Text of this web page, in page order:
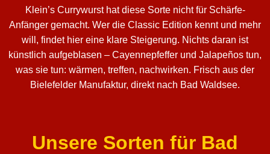
Klein’s Currywurst hat diese Sorte nicht für Schärfe-
Anfänger gemacht. Wer die Classic Edition kennt und mehr
will, findet hier eine klare Steigerung. Nichts daran ist
künstlich aufgeblasen – Cayennepfeffer und Jalapeños tun,
was sie tun: wärmen, treffen, nachwirken. Frisch aus der
Bielefelder Manufaktur, direkt nach Bad Waldsee.
Unsere Sorten für Bad